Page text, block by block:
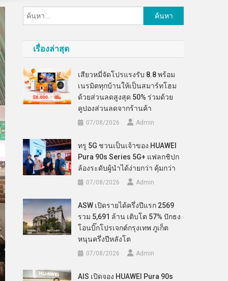
ค้นหา
สำหรับ:
เรื่องล่าสุด
เสียวหมี่จัดโปรแรงรับ 8.8 พร้อม
เนรมิตทุกบ้านให้เป็นสมาร์ทโฮม
ด้วยส่วนลดสูงสุด 50% ร่วมด้วย
คูปองส่วนลดจากร้านค้า
07/08/2026 Admin
ทรู 5G ชวนเป็นเจ้าของ HUAWEI
Pura 90s Series 5G+ แฟลกชิปก
ล้องระดับผู้นำได้ง่ายกว่า คุ้มกว่า
07/08/2026 Admin
ASW เปิดรายได้ครึ่งปีแรก 2569
รวม 5,691 ล้าน เติบโต 57% ปักธง
โอนบิ๊กโปรเจกต์กรุงเทพ ภูเก็ต
หนุนครึ่งปีหลังโต
07/08/2026 Admin
AIS เปิดจอง HUAWEI Pura 90s